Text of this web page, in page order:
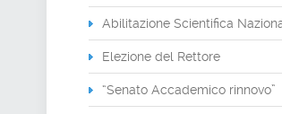
Abilitazione Scientifica
Elezione del Rettore
“Senato Accademico rinnovo”